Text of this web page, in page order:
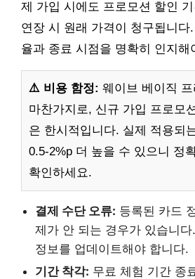
제 가입 시에도 프로모션 할인
연장 시 원래 가격이 청구됩니다
율과 종료 시점을 명확히 인지해
⚠️ 비용 함정: 웨이브 베이직
마찬가지로, 신규 가입 프로모
은 한시적입니다. 실제 적용되
0.5-2%p 더 높을 수 있으니 정
확인하세요.
결제 수단 오류: 등록된 카드
제가 안 되는 경우가 있습니
정보를 업데이트해야 합니다.
기간 착각: 무료 체험 기간 종